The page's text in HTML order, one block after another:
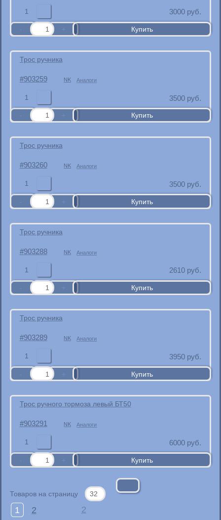
1 3000 руб.
Трос ручника
903259 NK Аналоги
1 3500 руб.
Трос ручника
903260 NK Аналоги
1 3500 руб.
Трос ручника
903288 NK Аналоги
1 2610 руб.
Трос ручника
903289 NK Аналоги
1 3950 руб.
Трос ручного тормоза левый БТ50
903291 NK Аналоги
1 6000 руб.
Товаров на страницу
1 2 2